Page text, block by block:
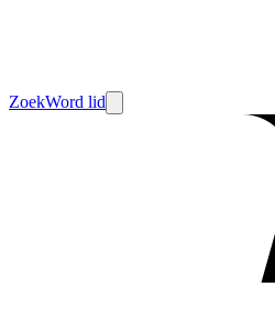
ZoekWord lid